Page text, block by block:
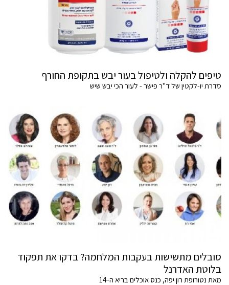
טיפים להקלה ולטיפול בעור יבש בתקופת החורף
סדרת יו-לקטין של ד"ר פישר - לעור הכי יבש שיש
סובלים מתשישות בעקבות המלחמה? בדקו את תפקוד
בלוטת האדרנל
מאת נטורופת רון יפה, כנס אוכלים בריא ה-14